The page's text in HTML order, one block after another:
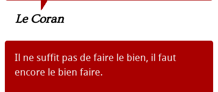
Le Coran
Il ne suffit pas de faire le bien, il faut
encore le bien faire.